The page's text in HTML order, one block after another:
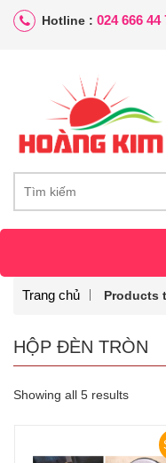
Hotline : 024 666 44
Trang chủ Products
HỘP ĐÈN TRÒN
Showing all 5 results